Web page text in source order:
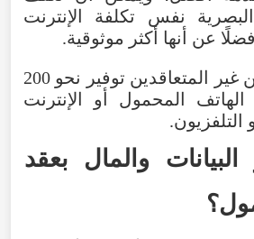
نفس تكلفة الإنترنت
عن أنها أكثر موثوقية.
هذا ويمكن للزبائن غير المتعاقدين توفير نحو 200
المحمول أو الإنترنت
التلفزيون.
والمال بعقد